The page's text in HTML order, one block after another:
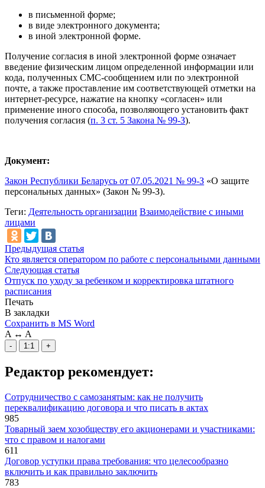
в письменной форме;
в виде электронного документа;
в иной электронной форме.
Получение согласия в иной электронной форме означает
введение физическим лицом определенной информации или
кода, полученных CMC-сообщением или по электронной
почте, а также проставление им соответствующей отметки на
интернет-ресурсе, нажатие на кнопку «согласен» или
применение иного способа, позволяющего установить факт
получения согласия (п. 3 ст. 5 Закона № 99-З).
Документ:
Закон Республики Беларусь от 07.05.2021 № 99-З «О защите
персональных данных» (Закон № 99-З).
Теги: Деятельность организации Взаимодействие с иными
лицами
Предыдущая статья
Кто является оператором по работе с персональными данными
Следующая статья
Отпуск по уходу за ребенком и корректировка штатного
расписания
Печать
В закладки
Сохранить в MS Word
A ↔ A
- 1:1 +
Редактор рекомендует:
Сотрудничество с самозанятым: как не получить
переквалификацию договора и что писать в актах
985
Товарный заем хозобществу его акционерами и участниками:
что с правом и налогами
611
Договор уступки права требования: что целесообразно
включить и как правильно заключить
783